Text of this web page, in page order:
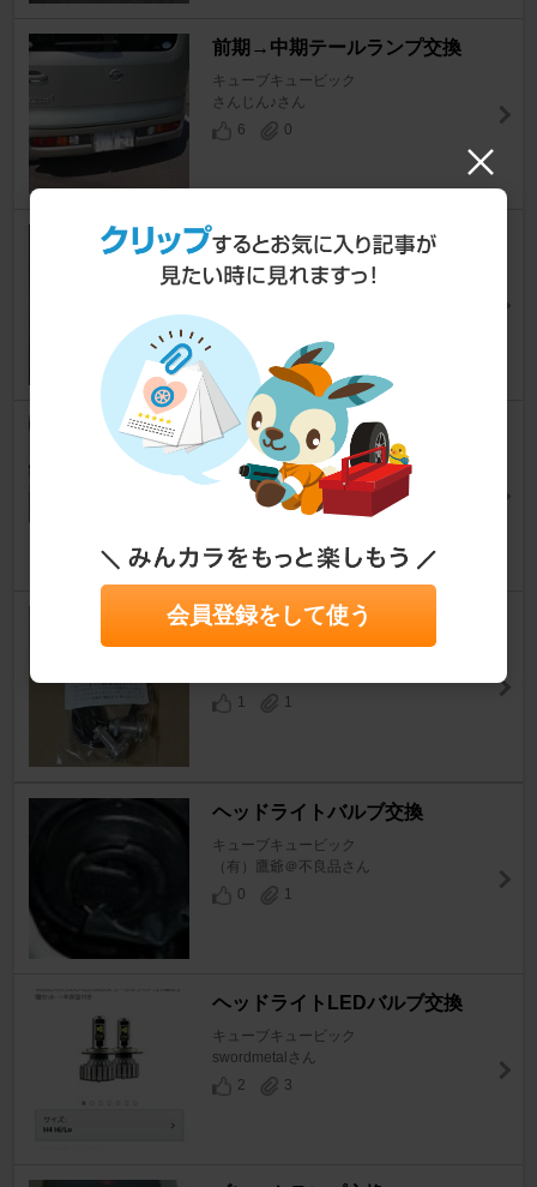
前期→中期テールランプ交換
キューブキュービック
さんじん♪さん
6
0
ポジションランプ交換
キューブキュービック
ヘッドライト本体交換 やっと
本題!?
キューブキュービック
三杯酢もずくさん
デイライト取り付け
1
1
ヘッドライトバルブ交換
キューブキュービック
（有）鷹爺＠不良品さん
0
1
ヘッドライトLEDバルブ交換
キューブキュービック
swordmetalさん
2
3
会員登録をして使う